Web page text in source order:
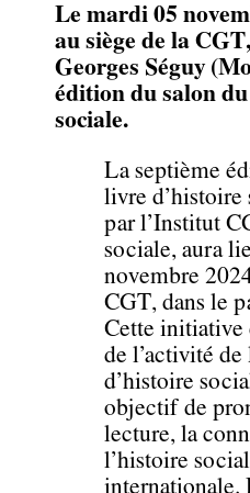
Le mardi 05
au siège de la
Georges Séguy
édition du salon
sociale.
La septième
livre d’histoire
par l’Institut
sociale, aura
novembre
CGT, dans le
Cette initiative
de l’activité
d’histoire
objectif de
lecture, la
l’histoire
internationale.